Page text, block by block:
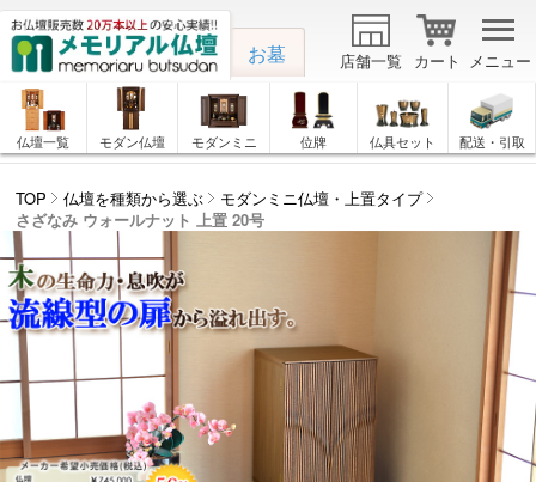
お墓 メニュー
カート
店舗一覧
仏壇一覧 モダン仏壇 モダンミニ 位牌 仏具セット 配送・引取
TOP 仏壇を種類から選ぶ
モダンミニ仏壇・上置タイプ
さざなみ ウォールナット 上置 20号